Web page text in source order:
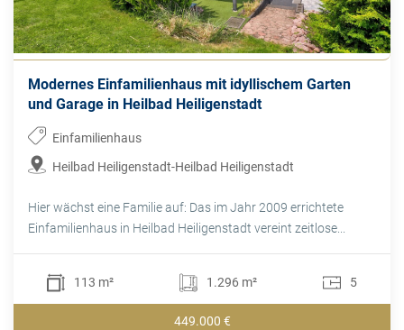
Modernes Einfamilienhaus mit idyllischem Garten
und Garage in Heilbad Heiligenstadt
Einfamilienhaus
Heilbad Heiligenstadt-Heilbad Heiligenstadt
Hier wächst eine Familie auf: Das im Jahr 2009 errichtete
Einfamilienhaus in Heilbad Heiligenstadt vereint zeitlose...
113 m² 1.296 m² 5
449.000 €